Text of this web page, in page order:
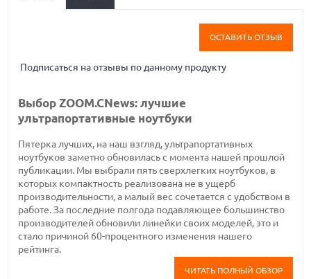
ОСТАВИТЬ ОТЗЫВ
Подписаться на отзывы по данному продукту
Выбор ZOOM.CNews: лучшие
ультрапортативные ноутбуки
Пятерка лучших, на наш взгляд, ультрапортативных
ноутбуков заметно обновилась с момента нашей прошлой
публикации. Мы выбрали пять сверхлегких ноутбуков, в
которых компактность реализована не в ущерб
производительности, а малый вес сочетается с удобством в
работе. За последние полгода подавляющее большинство
производителей обновили линейки своих моделей, это и
стало причиной 60-процентного изменения нашего
рейтинга.
ЧИТАТЬ ПОЛНЫЙ ОБЗОР